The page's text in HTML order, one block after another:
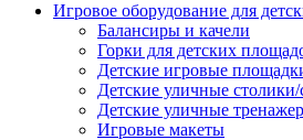
Игровое оборудование для
Балансиры и качели
Горки для детских
Детские игровые
Детские уличные
Детские уличные
Игровые макеты